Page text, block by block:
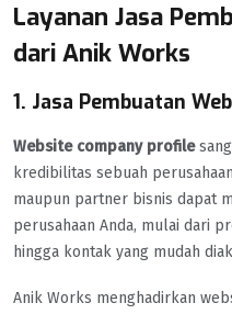
Layanan Jasa
dari Anik Works
1. Jasa Pembuatan
Website company profile
kredibilitas sebuah
maupun partner bisnis dapat
perusahaan Anda, mulai dari
hingga kontak yang mudah
Anik Works menghadirkan